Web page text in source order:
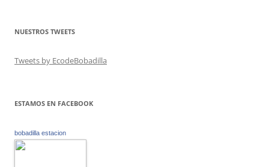
NUESTROS TWEETS
Tweets by EcodeBobadilla
ESTAMOS EN FACEBOOK
bobadilla estacion